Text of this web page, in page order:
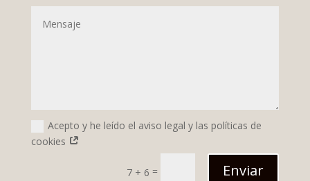
Acepto y he leído el aviso legal y las políticas de
cookies
7 + 6 = Enviar